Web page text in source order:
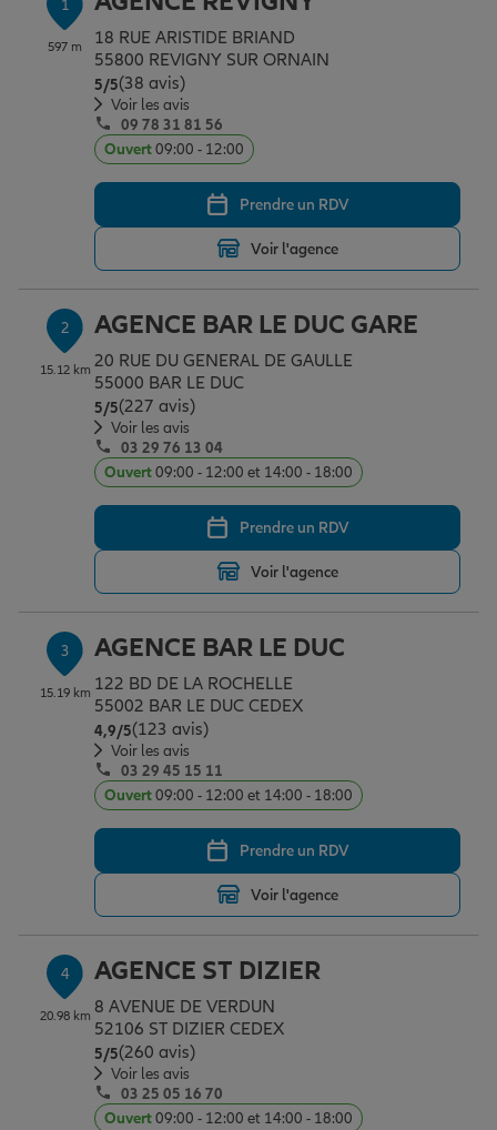
Assurance emprunteur
Prévoyance et dépendance
Assurance animal de compagnie
Protection de la famille
Protection juridique
Épargne & retraite
Plan épargne retraite
Placements financiers
Investissements immobiliers
Transmission
Vos projets
Changer de voiture
Départ à la retraite
Préparer l’avenir
Assurance auto
Assurance habitation
Le Pack Famille
Garantie des accidents de la vie
Assurance scolaire
Protection juridique
Retraite
Tous nos devis d'assurance
Professionnels
Allianz en France
1
597 m
18 RUE ARISTIDE BRIAND
55800 REVIGNY SUR ORNAIN
5/5Note de 5 sur 5
(38 avis)
Voir les avis
09 78 31 81 56
Ouvert09:00 - 12:00
Prendre un RDV
Voir l'agence
2
15.12 km
AGENCE BAR LE DUC GARE
20 RUE DU GENERAL DE GAULLE
55000 BAR LE DUC
5/5Note de 5 sur 5
(227 avis)
Voir les avis
03 29 76 13 04
Ouvert09:00 - 12:00 et 14:00 - 18:00
Prendre un RDV
Voir l'agence
3
15.19 km
AGENCE BAR LE DUC
122 BD DE LA ROCHELLE
55002 BAR LE DUC CEDEX
4,9/5Note de 4.9 sur 5
(123 avis)
Voir les avis
03 29 45 15 11
Ouvert09:00 - 12:00 et 14:00 - 18:00
Prendre un RDV
Voir l'agence
4
20.98 km
AGENCE ST DIZIER
8 AVENUE DE VERDUN
52106 ST DIZIER CEDEX
5/5Note de 5 sur 5
(260 avis)
Voir les avis
03 25 05 16 70
Ouvert09:00 - 12:00 et 14:00 - 18:00